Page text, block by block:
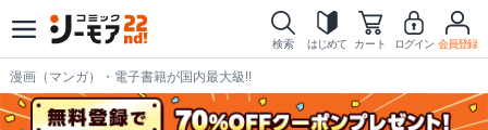
検索 はじめて カート ログイン 会員登録
漫画（マンガ）・電子書籍が国内最大級!!